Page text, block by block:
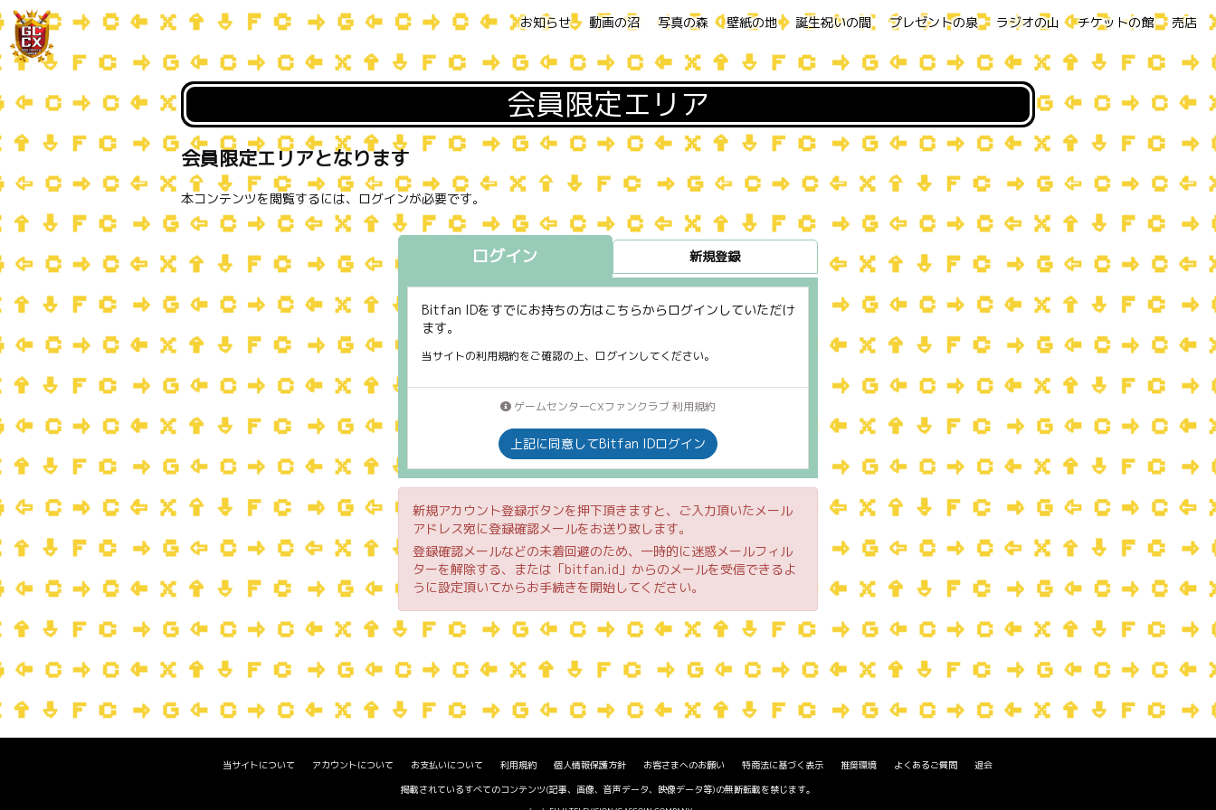
お知らせ 動画の沼 写真の森 壁紙の地 誕生祝いの間 プレゼントの泉 ラジオの山 チケットの館 売店
会員限定エリア
会員限定エリアとなります
本コンテンツを閲覧するには、ログインが必要です。
ログイン 新規登録
Bitfan IDをすでにお持ちの方はこちらからログインしていただけ
ます。
当サイトの利用規約をご確認の上、ログインしてください。
ゲームセンターCXファンクラブ 利用規約
上記に同意してBitfan IDログイン
新規アカウント登録ボタンを押下頂きますと、ご入力頂いたメール
アドレス宛に登録確認メールをお送り致します。
登録確認メールなどの未着回避のため、一時的に迷惑メールフィル
ターを解除する、または「bitfan.id」からのメールを受信できるよ
うに設定頂いてからお手続きを開始してください。
当サイトについて アカウントについて お支払いについて 利用規約 個人情報保護方針 お客さまへのお願い 特商法に基づく表示 推奨環境 よくあるご質問
退会
掲載されているすべてのコンテンツ(記事、画像、音声データ、映像データ等)の無断転載を禁じます。